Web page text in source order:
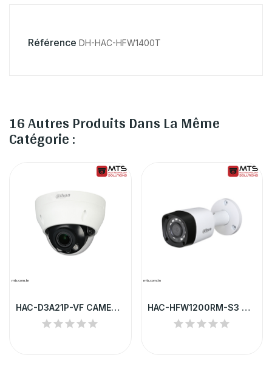
Référence DH-HAC-HFW1400T
16 Autres Produits Dans La Même
Catégorie :
HAC-D3A21P-VF CAMERA HD DAHUA DOME 2MP VF... HAC-HFW1200RM-S3 CAMERA HD DAHUA TUBE 2MP IP67...